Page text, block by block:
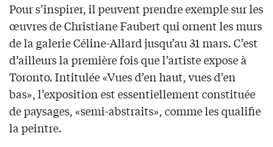
Pour s’inspirer, il peuvent prendre exemple sur les
œuvres de Christiane Faubert qui ornent les murs
de la galerie Céline-Allard jusqu’au 31 mars. C’est
d’ailleurs la première fois que l’artiste expose à
Toronto. Intitulée «Vues d’en haut, vues d’en
bas», l’exposition est essentiellement constituée
de paysages, «semi-abstraits», comme les qualifie
la peintre.